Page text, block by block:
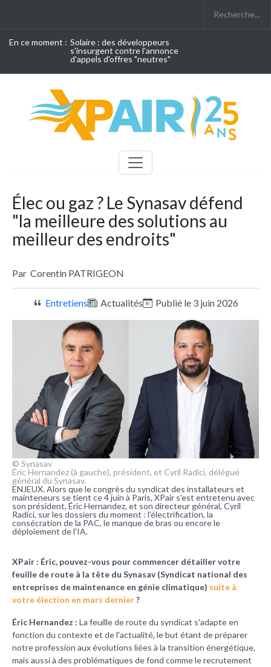
En ce moment : Solaire : des développeurs
s'insurgent contre l'annonce
d'appels d'offres "neutres"
Élec ou gaz ? Le Synasav défend
"la meilleure des solutions au
meilleur des endroits"
Par Corentin PATRIGEON
Entretiens Actualités Publié le 3 juin 2026
© Synasav
Éric Hernandez (à gauche), président, et Cyril Radici, délégué
général du Synasav.
ENJEUX. Alors que le congrès du syndicat des installateurs et
mainteneurs se tient ce 4 juin à Paris, XPair s'est entretenu avec
son président, Éric Hernandez, et son directeur général, Cyril
Radici, sur les dossiers du moment : l'électrification, la
consécration de la PAC, le manque de bras ou encore le
déploiement de l'IA.
XPair : Éric, pouvez-vous pour commencer détailler votre
feuille de route à la tête du Synasav (Syndicat national des
entreprises de maintenance en génie climatique) suite à
votre élection en mars dernier?
Éric Hernandez : La feuille de route du syndicat s'adapte en
fonction du contexte et de l'actualité, le but étant de préparer
notre profession aux évolutions liées à la transition énergétique,
mais aussi à des problématiques de fond comme le recrutement